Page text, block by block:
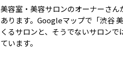
美容室・美容サロンのオーナーさ
あります。Googleマップで「渋谷
くるサロンと、そうでないサロン
ています。